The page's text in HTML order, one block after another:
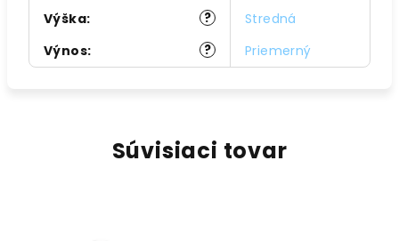
?
Výška:
Stredná
?
Výnos: Priemerný
Súvisiaci tovar